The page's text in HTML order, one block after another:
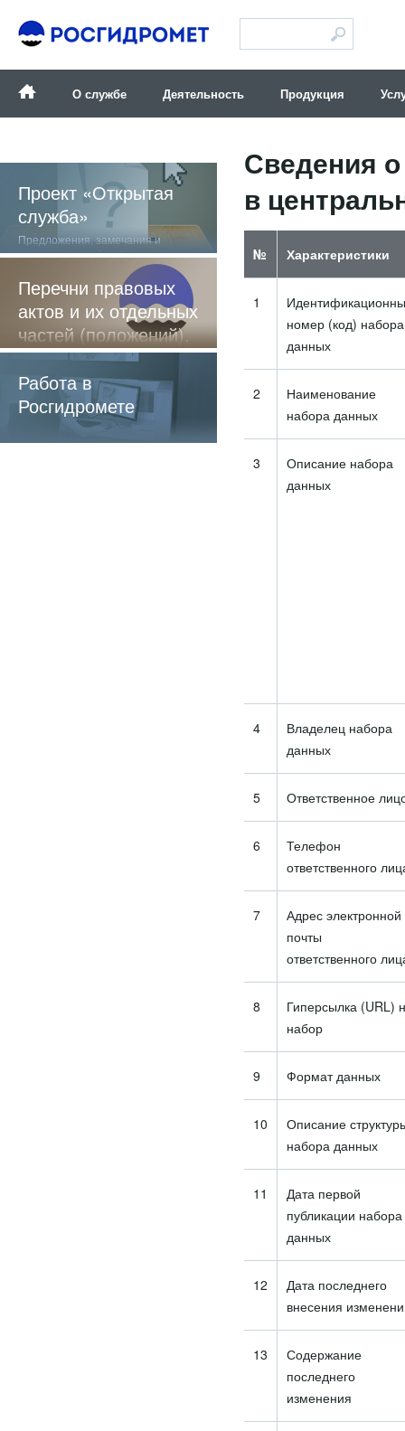
О службе Деятельность Продукция
Проект «Открытая
служба»
Предложения, замечания и
отзывы о нашей работе
Перечни правовых
актов и их отдельных
частей (положений),
содержащие
обязательные
требования
Работа в
Росгидромете
Сведения
в
№ Характеристики
1
номер (код) набора
данных
2
Наименование
набора данных
3
Описание набора
данных
4
Владелец набора
данных
5 Ответственное
6
Телефон
ответственного
7
Адрес электронной
почты
ответственного
8
Гиперсылка (URL)
набор
9 Формат данных
10
Описание
набора данных
11
Дата первой
публикации набора
данных
12
Дата последнего
внесения
13
Содержание
последнего
изменения